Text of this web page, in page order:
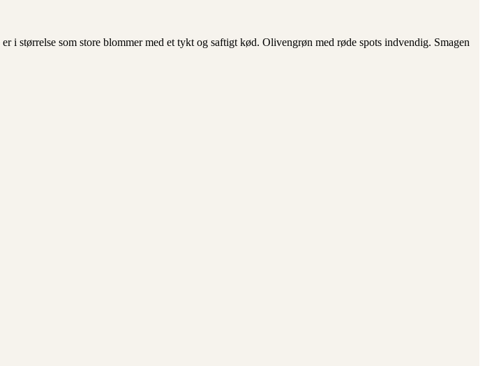
i størrelse som store blommer med et tykt og saftigt kød. Olivengrøn med røde spots indvendig. Smagen